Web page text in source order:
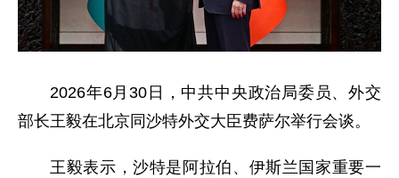
2026年6月30日，中共中央政治局委员、外交
部长王毅在北京同沙特外交大臣费萨尔举行会谈。
王毅表示，沙特是阿拉伯、伊斯兰国家重要一